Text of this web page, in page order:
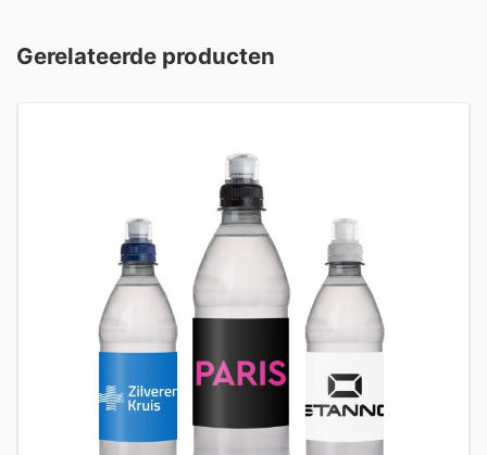
Gerelateerde producten